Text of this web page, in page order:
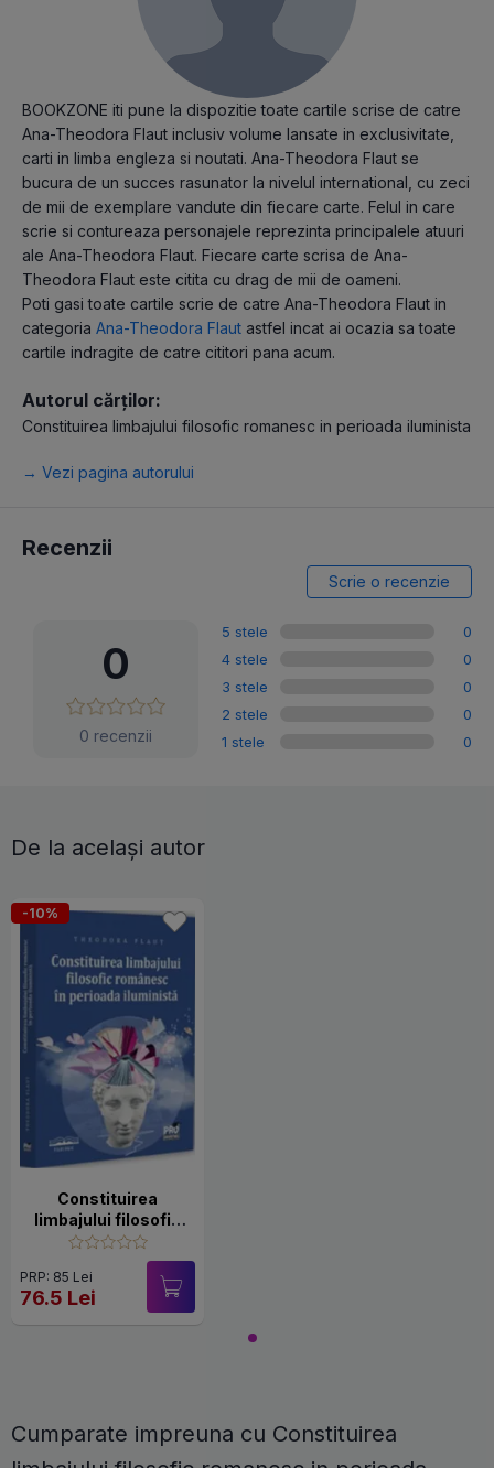
BOOKZONE iti pune la dispozitie toate cartile scrise de catre
Ana-Theodora Flaut inclusiv volume lansate in exclusivitate,
carti in limba engleza si noutati. Ana-Theodora Flaut se
bucura de un succes rasunator la nivelul international, cu zeci
de mii de exemplare vandute din fiecare carte. Felul in care
scrie si contureaza personajele reprezinta principalele atuuri
ale Ana-Theodora Flaut. Fiecare carte scrisa de Ana-
Theodora Flaut este citita cu drag de mii de oameni.
Poti gasi toate cartile scrie de catre Ana-Theodora Flaut in
categoria Ana-Theodora Flaut astfel incat ai ocazia sa toate
cartile indragite de catre cititori pana acum.
Autorul cărților:
Constituirea limbajului filosofic romanesc in perioada iluminista
→ Vezi pagina autorului
Recenzii
Scrie o recenzie
0
0 recenzii
5 stele
0
4 stele
0
3 stele
0
2 stele
0
1 stele
0
De la același autor
-10%
Constituirea
limbajului filosofic
romanesc in
perioada iluminista
PRP: 85 Lei
76.5 Lei
Cumparate impreuna cu Constituirea